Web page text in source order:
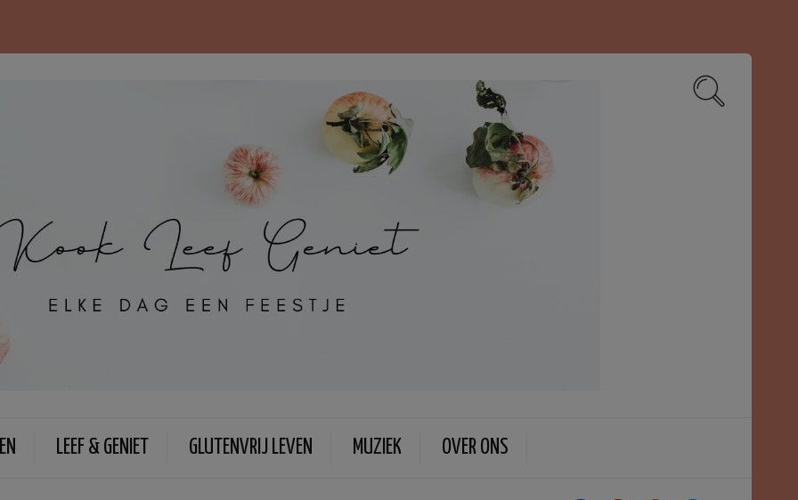
LEEF & GENIET GLUTENVRIJ LEVEN MUZIEK OVER ONS